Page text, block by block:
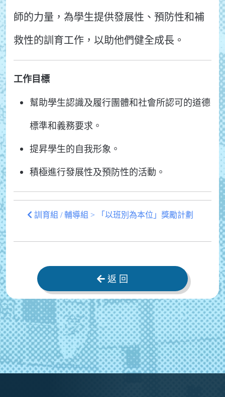
師的力量，為學生提供發展性、預防性和補
救性的訓育工作，以助他們健全成長。
工作目標
幫助學生認識及履行團體和社會所認可的道德
標準和義務要求。
提昇學生的自我形象。
積極進行發展性及預防性的活動。
訓育組 / 輔導組 > 「以班別為本位」獎勵計劃
返 回